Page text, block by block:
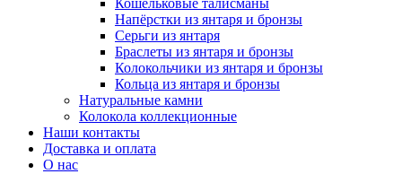
Кошельковые талисманы
Напёрстки из янтаря и бронзы
Серьги из янтаря
Браслеты из янтаря и бронзы
Колокольчики из янтаря и бронзы
Кольца из янтаря и бронзы
Натуральные камни
Колокола коллекционные
Наши контакты
Доставка и оплата
О нас